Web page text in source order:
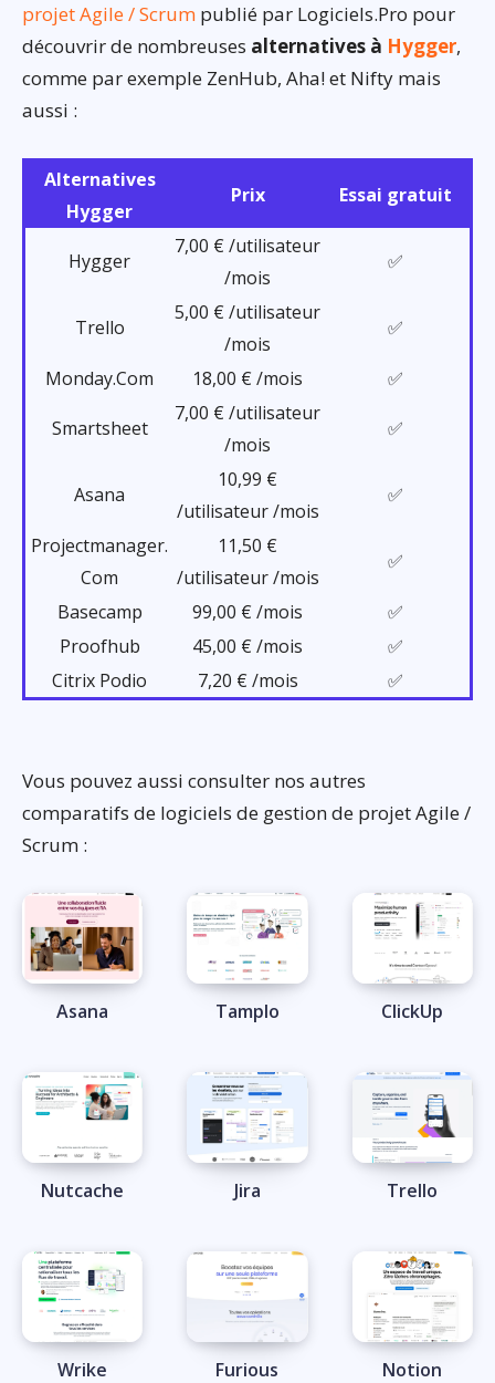
projet Agile / Scrum publié par Logiciels.Pro pour
découvrir de nombreuses alternatives à Hygger,
comme par exemple ZenHub, Aha! et Nifty mais
aussi :
Alternatives
Hygger
Prix Essai gratuit
Hygger
7,00 € /utilisateur
/mois
✅
Trello
5,00 € /utilisateur
/mois
✅
Monday.Com 18,00 € /mois ✅
Smartsheet
7,00 € /utilisateur
/mois
✅
Asana
10,99 €
/utilisateur /mois
✅
Projectmanager.
Com
11,50 €
/utilisateur /mois
✅
Basecamp 99,00 € /mois
✅
Proofhub
45,00 € /mois
✅
Citrix Podio
7,20 € /mois ✅
Vous pouvez aussi consulter nos autres
comparatifs de logiciels de gestion de projet Agile /
Scrum :
Asana Tamplo ClickUp
Nutcache Jira Trello
Wrike Furious Notion